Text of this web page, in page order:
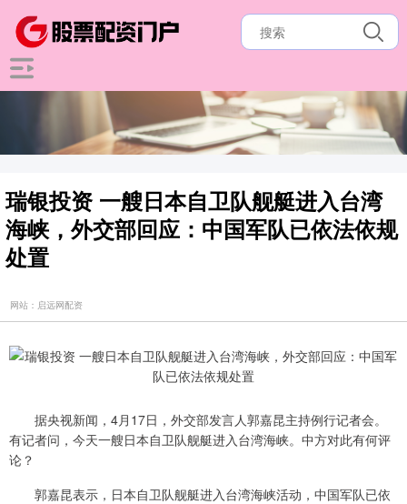
瑞银投资 一艘日本自卫队舰艇进入台湾
海峡，外交部回应：中国军队已依法依规
处置
网站：启远网配资
据央视新闻，4月17日，外交部发言人郭嘉昆主持例行记者会。
有记者问，今天一艘日本自卫队舰艇进入台湾海峡。中方对此有何评
论？
郭嘉昆表示，日本自卫队舰艇进入台湾海峡活动，中国军队已依